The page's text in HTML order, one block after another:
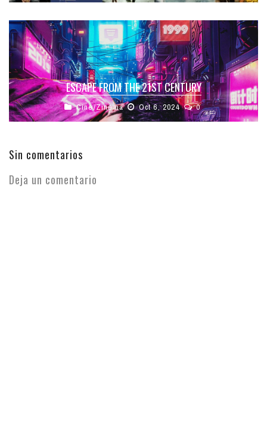
ESCAPE FROM THE 21ST CENTURY
Cine/Zinema Oct 6, 2024 0
Sin comentarios
Deja un comentario